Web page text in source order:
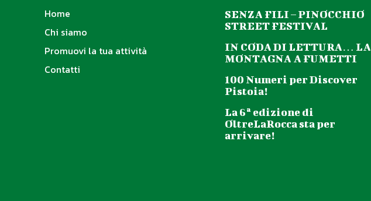
Home
Chi siamo
Promuovi la tua attività
Contatti
SENZA FILI – PINOCCHIO
STREET FESTIVAL
IN CODA DI LETTURA… LA
MONTAGNA A FUMETTI
100 Numeri per Discover
Pistoia!
La 6ª edizione di
OltreLaRocca sta per
arrivare!